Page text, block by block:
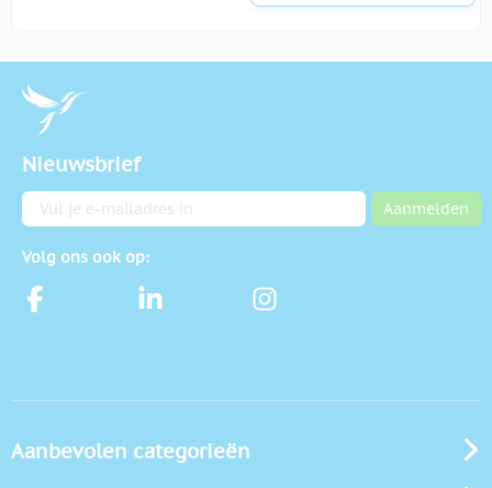
Nieuwsbrief
E-mailadres Aanmelden
Volg ons ook op:
Aanbevolen categorieën